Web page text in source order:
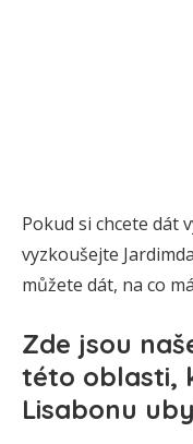
Pokud si chcete dát
vyzkoušejte
můžete dát, na co
Zde jsou
této oblasti,
Lisabonu